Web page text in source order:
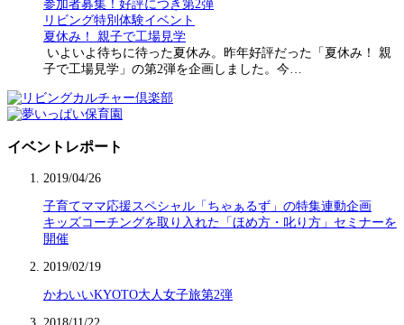
参加者募集！好評につき第2弾
リビング特別体験イベント
夏休み！ 親子で工場見学
いよいよ待ちに待った夏休み。昨年好評だった「夏休み！ 親
子で工場見学」の第2弾を企画しました。今…
イベントレポート
2019/04/26
子育てママ応援スペシャル「ちゃぁるず」の特集連動企画
キッズコーチングを取り入れた「ほめ方・叱り方」セミナーを
開催
2019/02/19
かわいいKYOTO大人女子旅第2弾